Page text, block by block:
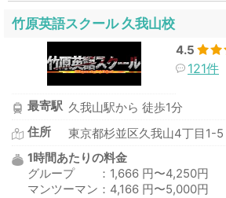
竹原英語スクール 久我山校
4.5
121件
最寄駅 久我山駅から 徒歩1分
住所
東京都杉並区久我山4丁目1-5
1時間あたりの料金
グループ ：1,666 円〜4,250円
マンツーマン：4,166 円〜5,000円